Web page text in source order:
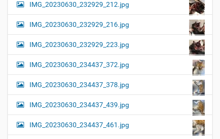
IMG_20230630_232929_212.jpg
IMG_20230630_232929_216.jpg
IMG_20230630_232929_223.jpg
IMG_20230630_234437_372.jpg
IMG_20230630_234437_378.jpg
IMG_20230630_234437_439.jpg
IMG_20230630_234437_461.jpg